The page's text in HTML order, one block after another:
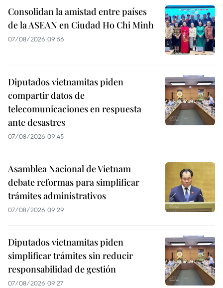
Consolidan la amistad entre países
de la ASEAN en Ciudad Ho Chi Minh
07/08/2026 09:56
Diputados vietnamitas piden
compartir datos de
telecomunicaciones en respuesta
ante desastres
07/08/2026 09:45
Asamblea Nacional de Vietnam
debate reformas para simplificar
trámites administrativos
07/08/2026 09:29
Diputados vietnamitas piden
simplificar trámites sin reducir
responsabilidad de gestión
07/08/2026 09:27